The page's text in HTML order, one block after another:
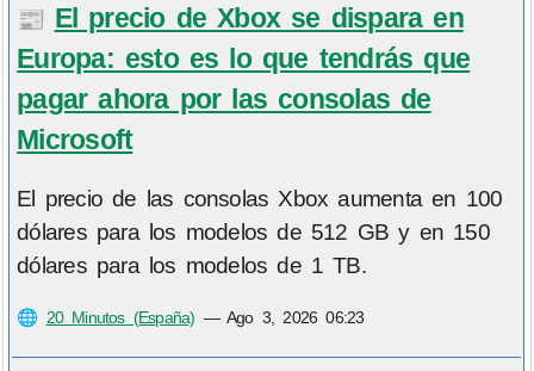
📰 El precio de Xbox se dispara en
Europa: esto es lo que tendrás que
pagar ahora por las consolas de
Microsoft
El precio de las consolas Xbox aumenta en 100
dólares para los modelos de 512 GB y en 150
dólares para los modelos de 1 TB.
🌐 20 Minutos (España) —Ago 3, 2026 06:23